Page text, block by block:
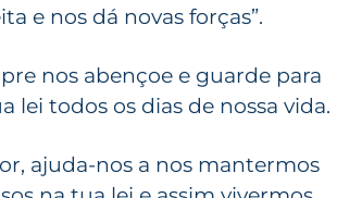
e nos dá novas forças”.
nos abençoe e guarde para
lei todos os dias de nossa vida.
ajuda-nos a nos mantermos